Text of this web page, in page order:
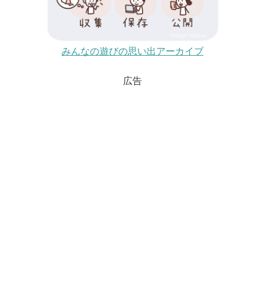
みんなの遊びの思い出アーカイブ
広告